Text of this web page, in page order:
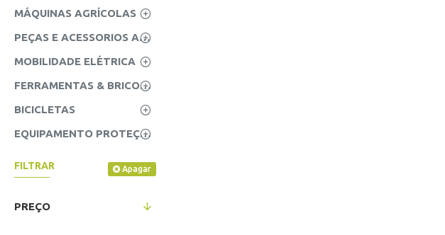
MÁQUINAS AGRÍCOLAS
PEÇAS E ACESSORIOS AGRICOLAS
MOBILIDADE ELÉTRICA
FERRAMENTAS & BRICOLAGE
BICICLETAS
EQUIPAMENTO PROTEÇÃO INDIVIDUAL (EPI'S)
FILTRAR Apagar
PREÇO